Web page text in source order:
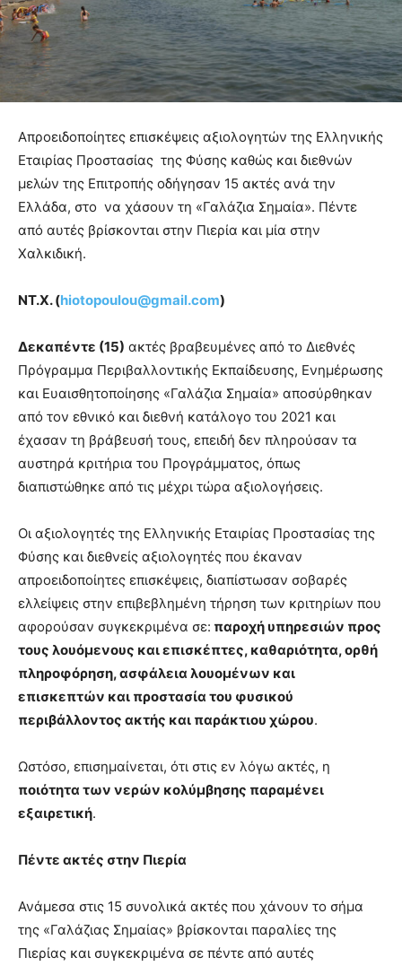
Απροειδοποίητες επισκέψεις αξιολογητών της Ελληνικής
Εταιρίας Προστασίας της Φύσης καθώς και διεθνών
μελών της Επιτροπής οδήγησαν 15 ακτές ανά την
Ελλάδα, στο να χάσουν τη «Γαλάζια Σημαία». Πέντε
από αυτές βρίσκονται στην Πιερία και μία στην
Χαλκιδική.
ΝΤ.Χ. (hiotopoulou@gmail.com)
Δεκαπέντε (15) ακτές βραβευμένες από το Διεθνές
Πρόγραμμα Περιβαλλοντικής Εκπαίδευσης, Ενημέρωσης
και Ευαισθητοποίησης «Γαλάζια Σημαία» αποσύρθηκαν
από τον εθνικό και διεθνή κατάλογο του 2021 και
έχασαν τη βράβευσή τους, επειδή δεν πληρούσαν τα
αυστηρά κριτήρια του Προγράμματος, όπως
διαπιστώθηκε από τις μέχρι τώρα αξιολογήσεις.
Οι αξιολογητές της Ελληνικής Εταιρίας Προστασίας της
Φύσης και διεθνείς αξιολογητές που έκαναν
απροειδοποίητες επισκέψεις, διαπίστωσαν σοβαρές
ελλείψεις στην επιβεβλημένη τήρηση των κριτηρίων που
αφορούσαν συγκεκριμένα σε: παροχή υπηρεσιών προς
τους λουόμενους και επισκέπτες, καθαριότητα, ορθή
πληροφόρηση, ασφάλεια λουομένων και
επισκεπτών και προστασία του φυσικού
περιβάλλοντος ακτής και παράκτιου χώρου.
Ωστόσο, επισημαίνεται, ότι στις εν λόγω ακτές, η
ποιότητα των νερών κολύμβησης παραμένει
εξαιρετική.
Πέντε ακτές στην Πιερία
Ανάμεσα στις 15 συνολικά ακτές που χάνουν το σήμα
της «Γαλάζιας Σημαίας» βρίσκονται παραλίες της
Πιερίας και συγκεκριμένα σε πέντε από αυτές